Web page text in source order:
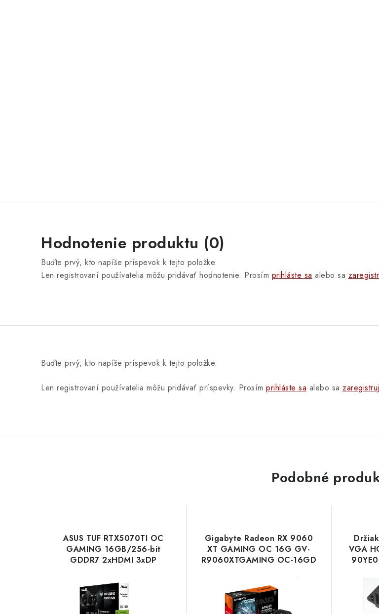
Hodnotenie produktu (0)
Buďte prvý, kto napíše príspevok k tejto položke.
Len registrovaní používatelia môžu pridávať hodnotenie. Prosím prihláste sa alebo sa
Buďte prvý, kto napíše príspevok k tejto položke.
Len registrovaní používatelia môžu pridávať príspevky. Prosím prihláste sa alebo sa
Podobné
ASUS TUF RTX5070TI OC
GAMING 16GB/256-bit
GDDR7 2xHDMI 3xDP
Gigabyte Radeon RX 9060
XT GAMING OC 16G GV-
R9060XTGAMING OC-16GD
VGA